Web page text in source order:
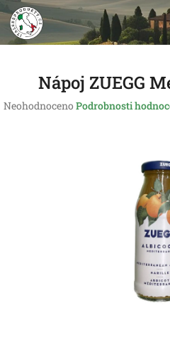
Přejít
na
obsah
Nápoj ZUEGG
Průměrné
Neohodnoceno Podrobnosti